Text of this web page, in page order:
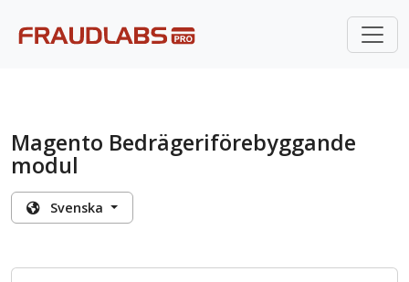
Magento Bedrägeriförebyggande
modul
Svenska